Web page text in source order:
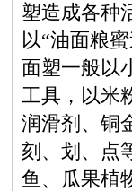
塑造成各种
以“油面粮
面塑一般以
工具，以米
润滑剂、铜
刻、划、点
鱼、瓜果植